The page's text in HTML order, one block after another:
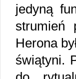
jedyną
strumień
Herona
świątyni.